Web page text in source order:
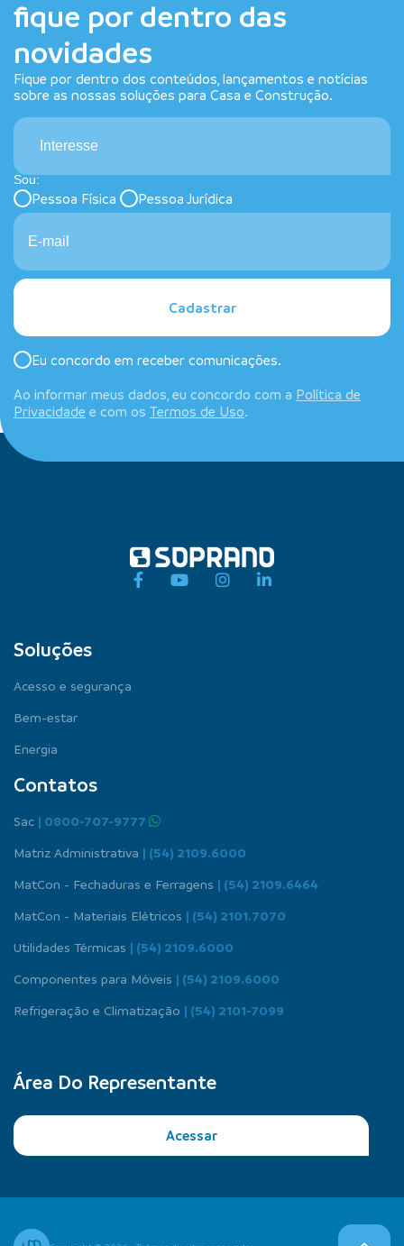
fique por dentro das
novidades
Fique por dentro dos conteúdos, lançamentos e notícias
sobre as nossas soluções para Casa e Construção.
Interesse
Sou:
Pessoa Física Pessoa Jurídica
Cadastrar
Eu concordo em receber comunicações.
Ao informar meus dados, eu concordo com a Política de
Privacidade e com os Termos de Uso.
Soluções
Acesso e segurança
Bem-estar
Energia
Contatos
Sac | 0800-707-9777
Matriz Administrativa | (54) 2109.6000
MatCon - Fechaduras e Ferragens | (54) 2109.6464
MatCon - Materiais Elétricos | (54) 2101.7070
Utilidades Térmicas | (54) 2109.6000
Componentes para Móveis | (54) 2109.6000
Refrigeração e Climatização | (54) 2101-7099
Área Do Representante
Acessar